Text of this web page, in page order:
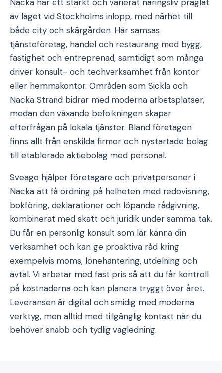
Nacka har ett starkt och varierat näringsliv präglat
av läget vid Stockholms inlopp, med närhet till
både city och skärgården. Här samsas
tjänsteföretag, handel och restaurang med bygg,
fastighet och entreprenad, samtidigt som många
driver konsult- och techverksamhet från kontor
eller hemmakontor. Områden som Sickla och
Nacka Strand bidrar med moderna arbetsplatser,
medan den växande befolkningen skapar
efterfrågan på lokala tjänster. Bland företagen
finns allt från enskilda firmor och nystartade bolag
till etablerade aktiebolag med personal.
Sveago hjälper företagare och privatpersoner i
Nacka att få ordning på helheten med redovisning,
bokföring, deklarationer och löpande rådgivning,
kombinerat med skatt och juridik under samma tak.
Du får en personlig konsult som lär känna din
verksamhet och kan ge proaktiva råd kring
exempelvis moms, lönehantering, utdelning och
avtal. Vi arbetar med fast pris så att du får kontroll
på kostnaderna och kan planera tryggt över året.
Leveransen är digital och smidig med moderna
verktyg, men alltid med tillgänglig kontakt när du
behöver snabb och tydlig vägledning.